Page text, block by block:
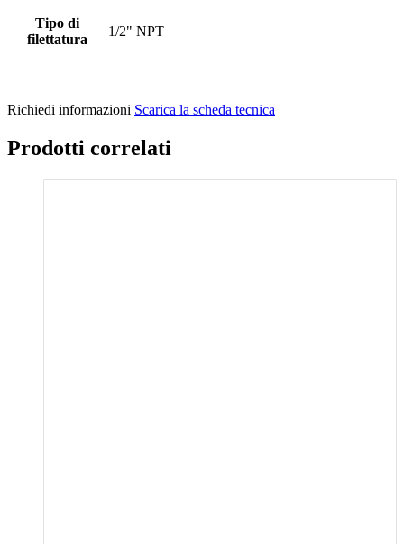
Tipo di
filettatura
1/2" NPT
Richiedi informazioni Scarica la scheda tecnica
Prodotti correlati